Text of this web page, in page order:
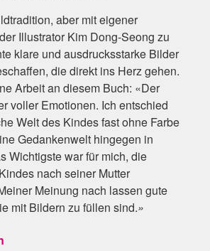
aber mit eigener
Illustrator Kim Dong-Seong zu
klare und ausdrucksstarke Bilder
die direkt ins Herz gehen.
Arbeit an diesem Buch: «Der
voller Emotionen. Ich entschied
Welt des Kindes fast ohne Farbe
Gedankenwelt hingegen in
Wichtigste war für mich, die
nach seiner Mutter
Meinung nach lassen gute
mit Bildern zu füllen sind.»